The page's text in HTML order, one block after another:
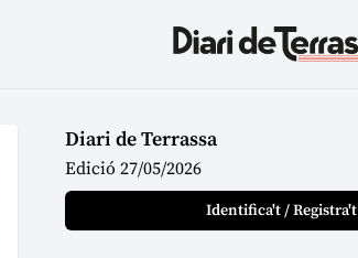
Diari de Terrassa
Edició 27/05/2026
Identifica't / Registra't